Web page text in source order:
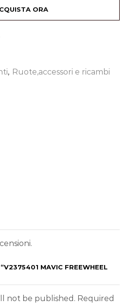
ORA
, Ruote,accessori e ricambi
MAVIC FREEWHEEL
not be published. Required